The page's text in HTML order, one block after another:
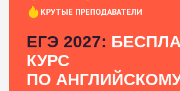
КРУТЫЕ ПРЕПОДАВАТЕЛИ
ЕГЭ 2027:
КУРС
ПО